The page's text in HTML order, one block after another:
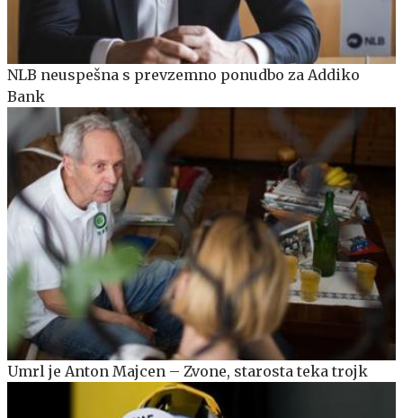
NLB neuspešna s prevzemno ponudbo za Addiko
Bank
Umrl je Anton Majcen – Zvone, starosta teka trojk